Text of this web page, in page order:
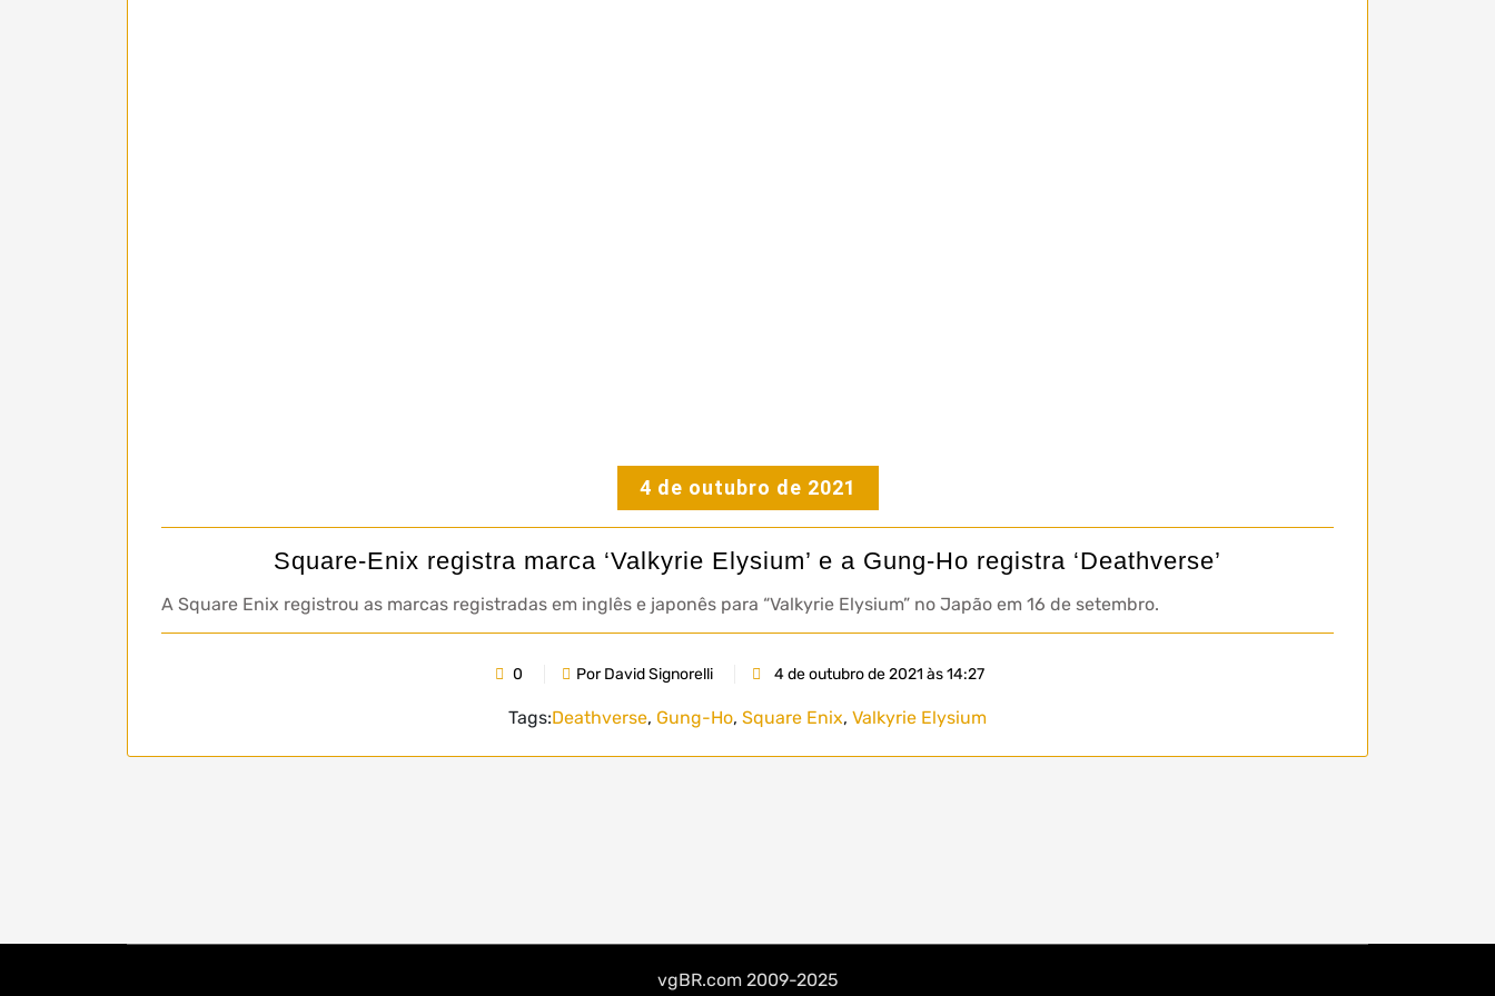
4 de outubro de 2021
Square-Enix registra marca ‘Valkyrie Elysium’ e a Gung-Ho registra ‘Deathverse’
A Square Enix registrou as marcas registradas em inglês e japonês para “Valkyrie Elysium” no Japão em 16 de setembro.
0 Por David Signorelli 4 de outubro de 2021 às 14:27
Tags:Deathverse, Gung-Ho, Square Enix, Valkyrie Elysium
vgBR.com 2009-2025